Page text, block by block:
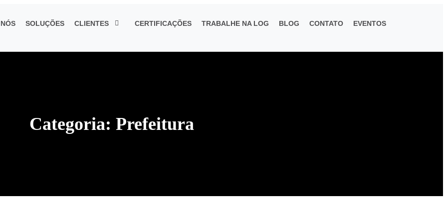
SOLUÇÕES CLIENTES CERTIFICAÇÕES TRABALHE NA LOG BLOG CONTATO EVENTOS
Categoria: Prefeitura